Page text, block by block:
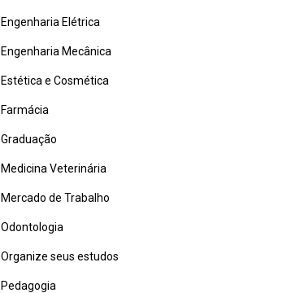
Engenharia Elétrica
Engenharia Mecânica
Estética e Cosmética
Farmácia
Graduação
Medicina Veterinária
Mercado de Trabalho
Odontologia
Organize seus estudos
Pedagogia